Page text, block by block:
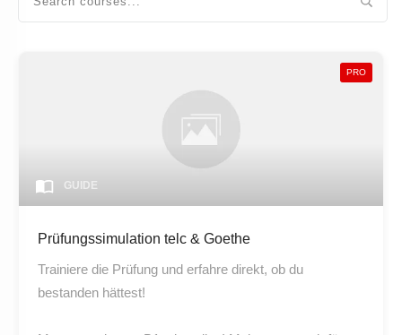
PRO
GUIDE
Prüfungssimulation telc & Goethe
Trainiere die Prüfung und erfahre direkt, ob du
bestanden hättest!